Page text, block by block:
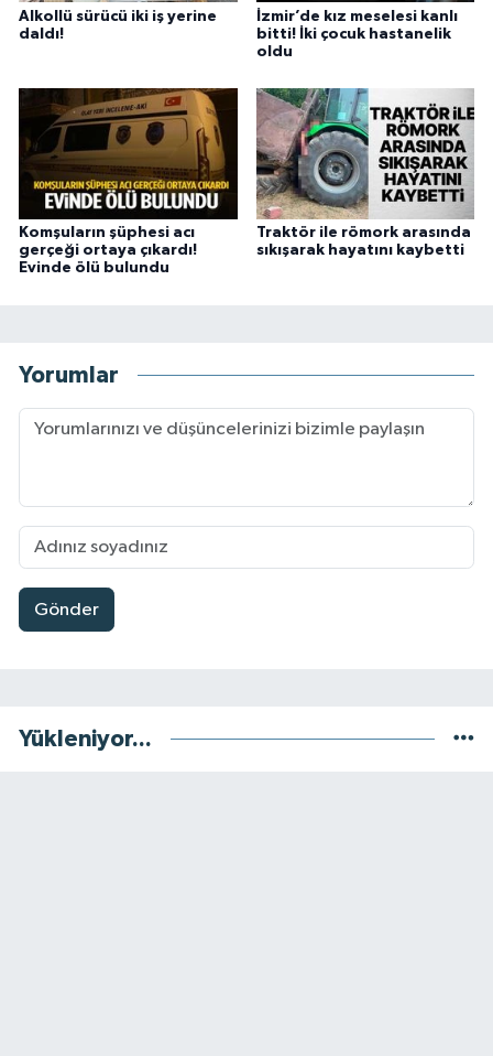
Alkollü sürücü iki iş yerine
daldı!
İzmir’de kız meselesi kanlı
bitti! İki çocuk hastanelik
oldu
Komşuların şüphesi acı
gerçeği ortaya çıkardı!
Evinde ölü bulundu
Traktör ile römork arasında
sıkışarak hayatını kaybetti
Yorumlar
Gönder
Yükleniyor...